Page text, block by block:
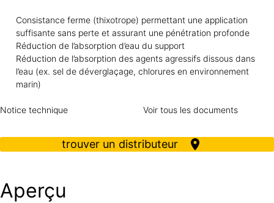
spécifications les plus élevées de la norme NF EN 1504-2
pour les imprégnations hydrophobes (profondeur de
pénétration de classe II et résistance aux cycles gel-dégel
avec sels de déverglaçage).
Consistance ferme (thixotrope) permettant une application
suffisante sans perte et assurant une pénétration profonde
Réduction de l’absorption d’eau du support
Réduction de l’absorption des agents agressifs dissous dans
l’eau (ex. sel de déverglaçage, chlorures en environnement
marin)
Notice technique Voir tous les documents
trouver un distributeur
Aperçu